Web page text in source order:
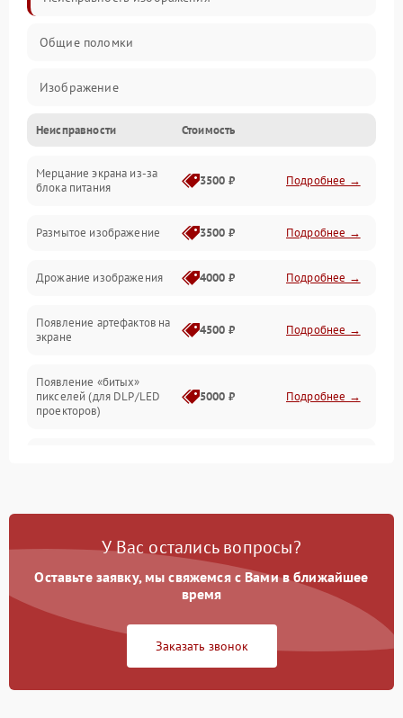
Общие поломки
Изображение
Лампа подсветки
Неисправность управления и интерфейсов
Неисправности Стоимость
Мерцание экрана из-за
блока питания
3500 ₽ Подробнее →
Размытое изображение 3500 ₽ Подробнее →
Дрожание изображения 4000 ₽ Подробнее →
Появление артефактов на
экране
4500 ₽ Подробнее →
Появление «битых»
пикселей (для DLP/LED
проекторов)
5000 ₽ Подробнее →
Нестабильная яркость или
Неравномерная подсветка
4500 ₽ Подробнее →
автоматическая коррекция
трапеции (Keystone)
3000 ₽ Подробнее →
У Вас остались вопросы?
Оставьте заявку, мы свяжемся с Вами в ближайшее
время
Заказать звонок